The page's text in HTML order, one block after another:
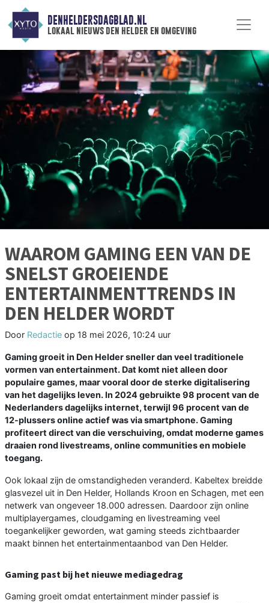
DENHELDERSDAGBLAD.NL
lokaal nieuws den helder en omgeving
WAAROM GAMING EEN VAN DE
SNELST GROEIENDE
ENTERTAINMENTTRENDS IN
DEN HELDER WORDT
Door Redactie op 18 mei 2026, 10:24 uur
Gaming groeit in Den Helder sneller dan veel traditionele
vormen van entertainment. Dat komt niet alleen door
populaire games, maar vooral door de sterke digitalisering
van het dagelijks leven. In 2024 gebruikte 98 procent van de
Nederlanders dagelijks internet, terwijl 96 procent van de
12-plussers online actief was via smartphone. Gaming
profiteert direct van die verschuiving, omdat moderne games
draaien rond livestreams, online communities en mobiele
toegang.
Ook lokaal zijn de omstandigheden veranderd. Kabeltex breidde
glasvezel uit in Den Helder, Hollands Kroon en Schagen, met een
netwerk van ongeveer 18.000 adressen. Daardoor zijn online
multiplayergames, cloudgaming en livestreaming veel
toegankelijker geworden, wat gaming steeds zichtbaarder
maakt binnen het entertainmentaanbod van Den Helder.
Gaming past bij het nieuwe mediagedrag
Gaming groeit omdat entertainment minder passief is